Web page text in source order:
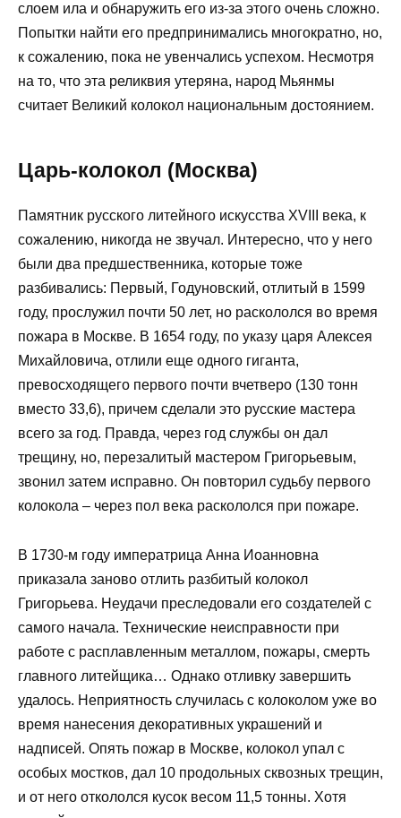
слоем ила и обнаружить его из-за этого очень сложно.
Попытки найти его предпринимались многократно, но,
к сожалению, пока не увенчались успехом. Несмотря
на то, что эта реликвия утеряна, народ Мьянмы
считает Великий колокол национальным достоянием.
Царь-колокол (Москва)
Памятник русского литейного искусства XVIII века, к
сожалению, никогда не звучал. Интересно, что у него
были два предшественника, которые тоже
разбивались: Первый, Годуновский, отлитый в 1599
году, прослужил почти 50 лет, но раскололся во время
пожара в Москве. В 1654 году, по указу царя Алексея
Михайловича, отлили еще одного гиганта,
превосходящего первого почти вчетверо (130 тонн
вместо 33,6), причем сделали это русские мастера
всего за год. Правда, через год службы он дал
трещину, но, перезалитый мастером Григорьевым,
звонил затем исправно. Он повторил судьбу первого
колокола – через пол века раскололся при пожаре.
В 1730-м году императрица Анна Иоанновна
приказала заново отлить разбитый колокол
Григорьева. Неудачи преследовали его создателей с
самого начала. Технические неисправности при
работе с расплавленным металлом, пожары, смерть
главного литейщика… Однако отливку завершить
удалось. Неприятность случилась с колоколом уже во
время нанесения декоративных украшений и
надписей. Опять пожар в Москве, колокол упал с
особых мостков, дал 10 продольных сквозных трещин,
и от него откололся кусок весом 11,5 тонны. Хотя